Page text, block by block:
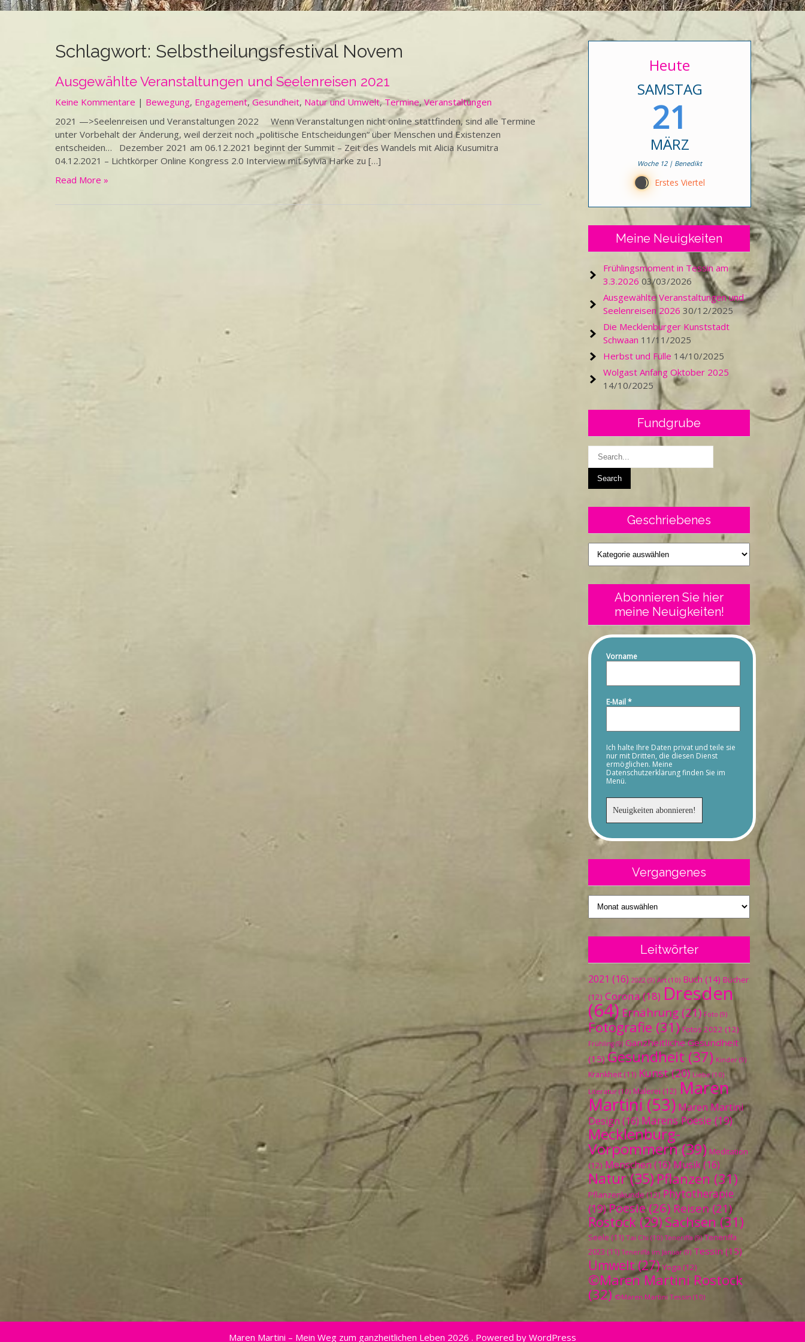
Schlagwort: Selbstheilungsfestival Novem
Ausgewählte Veranstaltungen und Seelenreisen 2021
Keine Kommentare | Bewegung, Engagement,Gesundheit, Natur und Umwelt,Termine,Veranstaltungen
2021 —>Seelenreisen und Veranstaltungen 2022 Wenn Veranstaltungen nicht online stattfinden, sind alle Termine
unter Vorbehalt der Änderung, weil derzeit noch „politische Entscheidungen“ über Menschen und Existenzen
entscheiden… Dezember 2021 am 06.12.2021 beginnt der Summit – Zeit des Wandels mit Alicia Kusumitra
04.12.2021 – Lichtkörper Online Kongress 2.0 Interview mit Sylvia Harke zu […]
Read More »
Heute
SAMSTAG
21
MÄRZ
Woche 12 | Benedikt
C Erstes Viertel
Meine Neuigkeiten
Frühlingsmoment in Tessin am
3.3.2026 03/03/2026
Ausgewählte Veranstaltungen und
Seelenreisen 2026 30/12/2025
Die Mecklenburger Kunststadt
Schwaan 11/11/2025
Herbst und Fülle 14/10/2025
Wolgast Anfang Oktober 2025
14/10/2025
Fundgrube
Geschriebenes
Geschriebenes
Abonnieren Sie hier
meine Neuigkeiten!
Vorname
E-Mail*
Ich halte Ihre Daten privat und teile sie
nur mit Dritten, die diesen Dienst
ermöglichen. Meine
Datenschutzerklärung finden Sie im
Menü.
Vergangenes
Vergangenes
Leitwörter
2021 (16) 2022 (9) Art (10) Buch (14) Bücher
(12) Corona(18) Dresden
(64) Ernährung (21) Foto (9)
Fotografie (31) Fotos 2022 (12)
Frühling (9) Ganzheitliche Gesundheit
(15) Gesundheit (37) Kinder (9)
Krankheit (11) Kunst(20) Liebe(10)
Literatur (10) Malerei (12) Maren
Martini(53) Maren Martini
Design (16) Marens Poesie (19)
Mecklenburg-
Vorpommern(39) Meditation
(12) Menschen (16) Musik(16)
Natur(35)Pflanzen (31)
Pflanzenkunde(12) Phytotherapie
(19)Poesie(26) Reisen(21)
Rostock (29) Sachsen (31)
Seele (11) Tai Chi (10) Teneriffa (9) Teneriffa
2023 (11) Teneriffa im Januar(9) Tessin (15)
Umwelt (27) Yoga (12)
©Maren Martini Rostock
(32) ©Maren Martini Tessin (10)
Maren Martini – Mein Weg zum ganzheitlichen Leben 2026 . Powered by WordPress